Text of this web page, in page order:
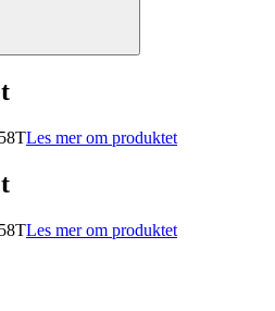
Les mer om produktet
Les mer om produktet